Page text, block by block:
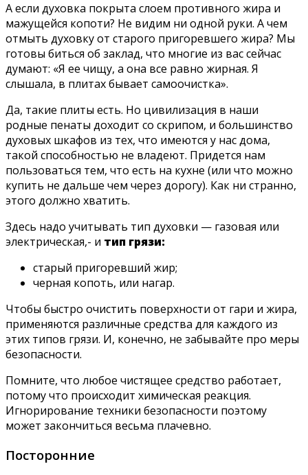
А если духовка покрыта слоем противного жира и
мажущейся копоти? Не видим ни одной руки. А чем
отмыть духовку от старого пригоревшего жира? Мы
готовы биться об заклад, что многие из вас сейчас
думают: «Я ее чищу, а она все равно жирная. Я
слышала, в плитах бывает самоочистка».
Да, такие плиты есть. Но цивилизация в наши
родные пенаты доходит со скрипом, и большинство
духовых шкафов из тех, что имеются у нас дома,
такой способностью не владеют. Придется нам
пользоваться тем, что есть на кухне (или что можно
купить не дальше чем через дорогу). Как ни странно,
этого должно хватить.
Здесь надо учитывать тип духовки — газовая или
электрическая,- и тип грязи:
старый пригоревший жир;
черная копоть, или нагар.
Чтобы быстро очистить поверхности от гари и жира,
применяются различные средства для каждого из
этих типов грязи. И, конечно, не забывайте про меры
безопасности.
Помните, что любое чистящее средство работает,
потому что происходит химическая реакция.
Игнорирование техники безопасности поэтому
может закончиться весьма плачевно.
Посторонние